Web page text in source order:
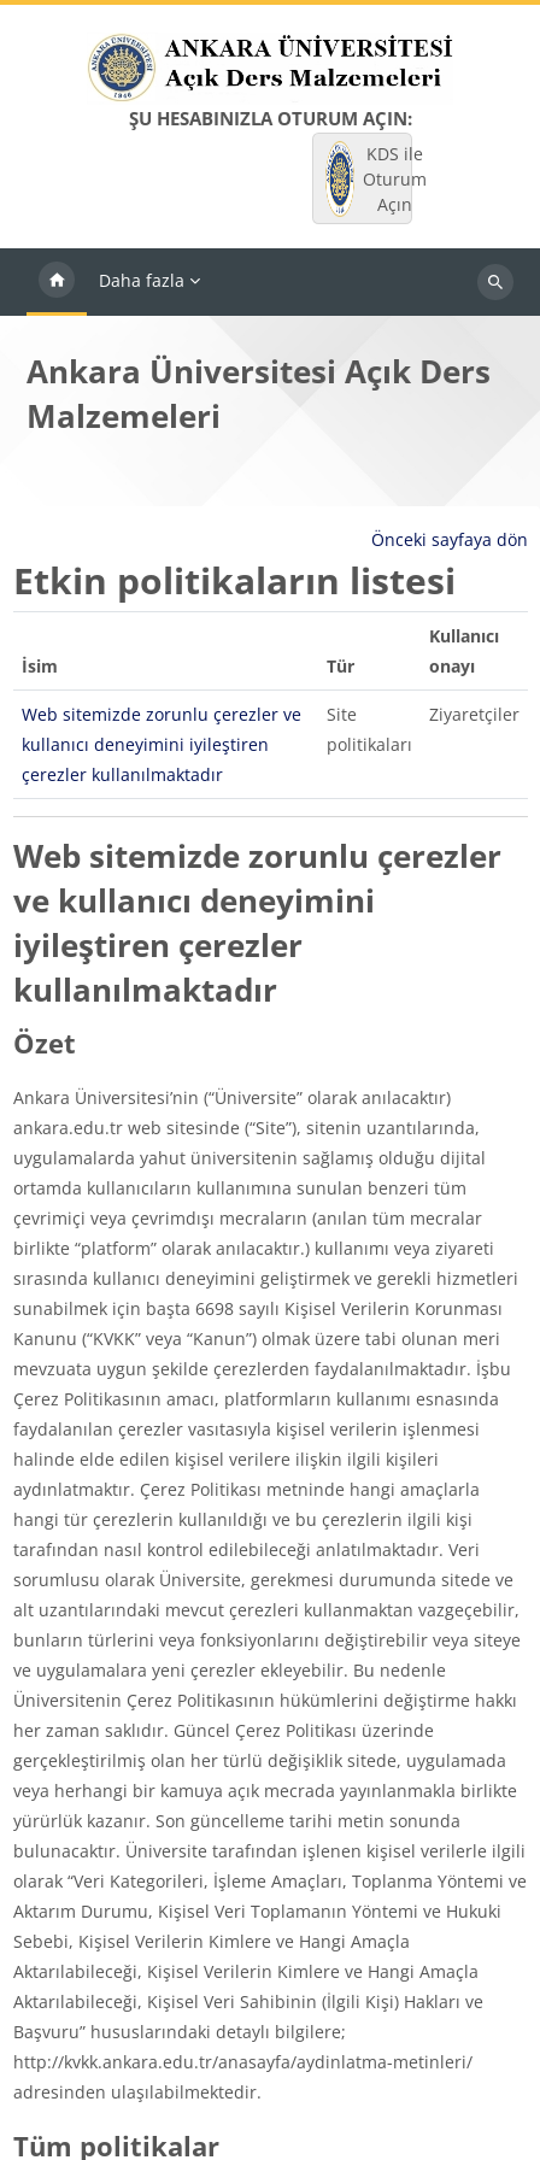
ŞU HESABINIZLA OTURUM AÇIN:
KDS ile
Oturum
Açın
Daha fazla
Dersleri
Ankara Üniversitesi Açık Ders
Malzemeleri
Önceki sayfaya dön
Etkin politikaların listesi
İsim Tür
Kullanıcı
onayı
Web sitemizde zorunlu çerezler ve
kullanıcı deneyimini iyileştiren
çerezler kullanılmaktadır
Site
politikaları
Ziyaretçiler
Web sitemizde zorunlu çerezler
ve kullanıcı deneyimini
iyileştiren çerezler
kullanılmaktadır
Özet
Ankara Üniversitesi’nin (“Üniversite” olarak anılacaktır)
ankara.edu.tr web sitesinde (“Site”), sitenin uzantılarında,
uygulamalarda yahut üniversitenin sağlamış olduğu dijital
ortamda kullanıcıların kullanımına sunulan benzeri tüm
çevrimiçi veya çevrimdışı mecraların (anılan tüm mecralar
birlikte “platform” olarak anılacaktır.) kullanımı veya ziyareti
sırasında kullanıcı deneyimini geliştirmek ve gerekli hizmetleri
sunabilmek için başta 6698 sayılı Kişisel Verilerin Korunması
Kanunu (“KVKK” veya “Kanun”) olmak üzere tabi olunan meri
mevzuata uygun şekilde çerezlerden faydalanılmaktadır. İşbu
Çerez Politikasının amacı, platformların kullanımı esnasında
faydalanılan çerezler vasıtasıyla kişisel verilerin işlenmesi
halinde elde edilen kişisel verilere ilişkin ilgili kişileri
aydınlatmaktır. Çerez Politikası metninde hangi amaçlarla
hangi tür çerezlerin kullanıldığı ve bu çerezlerin ilgili kişi
tarafından nasıl kontrol edilebileceği anlatılmaktadır. Veri
sorumlusu olarak Üniversite, gerekmesi durumunda sitede ve
alt uzantılarındaki mevcut çerezleri kullanmaktan vazgeçebilir,
bunların türlerini veya fonksiyonlarını değiştirebilir veya siteye
ve uygulamalara yeni çerezler ekleyebilir. Bu nedenle
Üniversitenin Çerez Politikasının hükümlerini değiştirme hakkı
her zaman saklıdır. Güncel Çerez Politikası üzerinde
gerçekleştirilmiş olan her türlü değişiklik sitede, uygulamada
veya herhangi bir kamuya açık mecrada yayınlanmakla birlikte
yürürlük kazanır. Son güncelleme tarihi metin sonunda
bulunacaktır. Üniversite tarafından işlenen kişisel verilerle ilgili
olarak “Veri Kategorileri, İşleme Amaçları, Toplanma Yöntemi ve
Aktarım Durumu, Kişisel Veri Toplamanın Yöntemi ve Hukuki
Sebebi, Kişisel Verilerin Kimlere ve Hangi Amaçla
Aktarılabileceği, Kişisel Verilerin Kimlere ve Hangi Amaçla
Aktarılabileceği, Kişisel Veri Sahibinin (İlgili Kişi) Hakları ve
Başvuru” hususlarındaki detaylı bilgilere;
http://kvkk.ankara.edu.tr/anasayfa/aydinlatma-metinleri/
adresinden ulaşılabilmektedir.
Tüm politikalar